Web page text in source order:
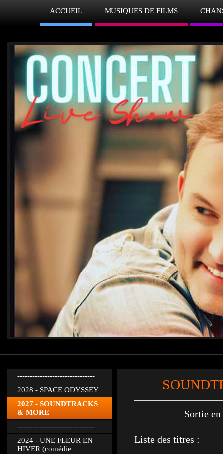
ACCUEIL MUSIQUES DE FILMS
-------------------------------
2028 - SPACE ODYSSEY
2027 - SOUNDTRACKS
& MORE
-------------------------------
2024 - UNE FLEUR EN
HIVER (comédie
Sortie
Liste des titres :